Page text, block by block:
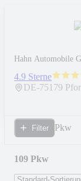
Hahn Automobile
4.9 Sterne
DE-75179
Filter Pkw
109 Pkw